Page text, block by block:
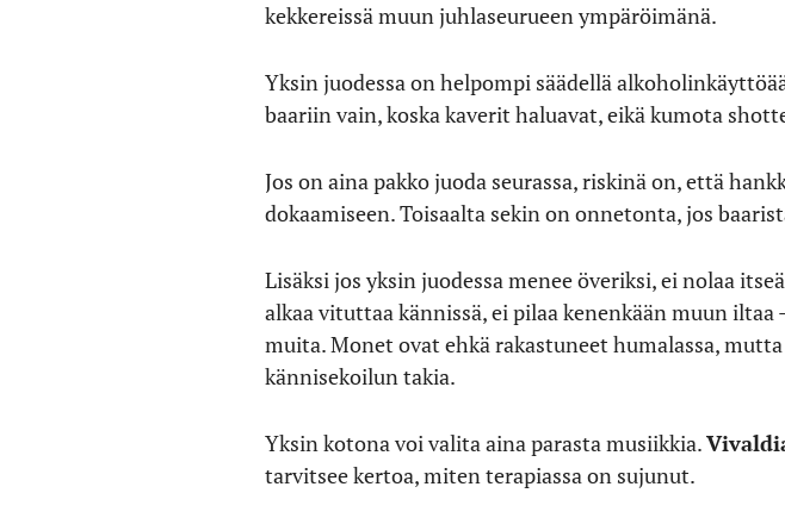
kekkereissä muun juhlaseurueen ympäröimänä.
Yksin juodessa on helpompi säädellä
baariin vain, koska kaverit haluavat, eikä kumota
Jos on aina pakko juoda seurassa, riskinä on, että
dokaamiseen. Toisaalta sekin on onnetonta, jos
Lisäksi jos yksin juodessa menee överiksi, ei nolaa
alkaa vituttaa kännissä, ei pilaa kenenkään muun
muita. Monet ovat ehkä rakastuneet humalassa,
kännisekoilun takia.
Yksin kotona voi valita aina parasta musiikkia.
tarvitsee kertoa, miten terapiassa on sujunut.